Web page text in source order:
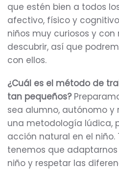
que estén bien a todos
afectivo, físico y
niños muy curiosos y
descubrir, así que
con ellos.
¿Cuál es el método de
tan pequeños?
sea alumno, autónomo y
una metodología lúdica,
acción natural en el niño.
tenemos que
niño y respetar las